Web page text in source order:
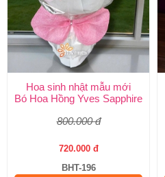
Hoa sinh nhật mẫu mới
Bó Hoa Hồng Yves Sapphire
800.000 đ
720.000 đ
BHT-196